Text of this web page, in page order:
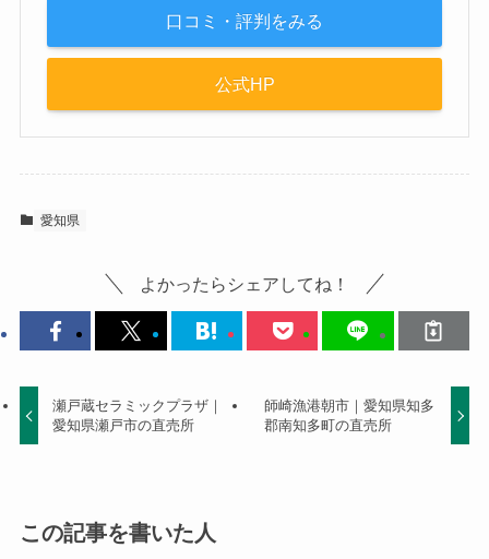
口コミ・評判をみる
公式HP
愛知県
よかったらシェアしてね！
瀬戸蔵セラミックプラザ｜
愛知県瀬戸市の直売所
師崎漁港朝市｜愛知県知多
郡南知多町の直売所
この記事を書いた人